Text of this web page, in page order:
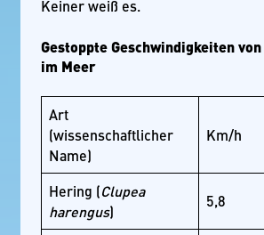
Keiner weiß es.
Gestoppte Geschwindigkeiten
im Meer
Art
(wissenschaftlicher
Name)
Km/h
Hering (Clupea
harengus)
5,8